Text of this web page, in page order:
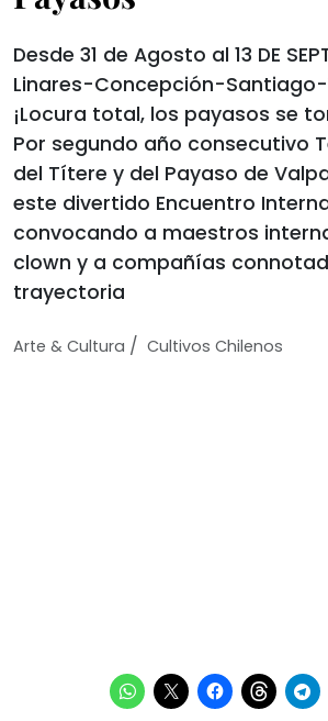
Desde 31 de Agosto al 13 DE
Linares-Concepción-
¡Locura total, los payasos se
Por segundo año consecutivo
del Títere y del Payaso de
este divertido Encuentro
convocando a maestros
clown y a compañías
trayectoria
Arte & Cultura / Cultivos Chilenos